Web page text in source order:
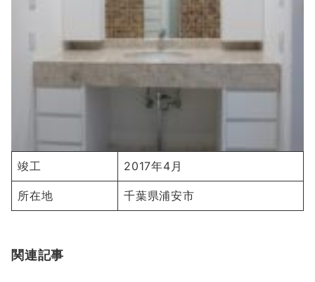
竣工 2017年4月
所在地 千葉県浦安市
関連記事